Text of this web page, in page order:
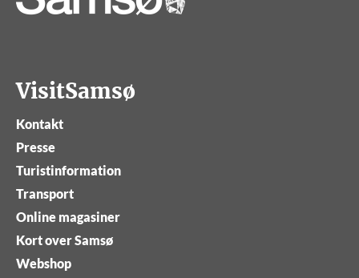
VisitSamsø
Kontakt
Presse
Turistinformation
Transport
Online magasiner
Kort over Samsø
Webshop